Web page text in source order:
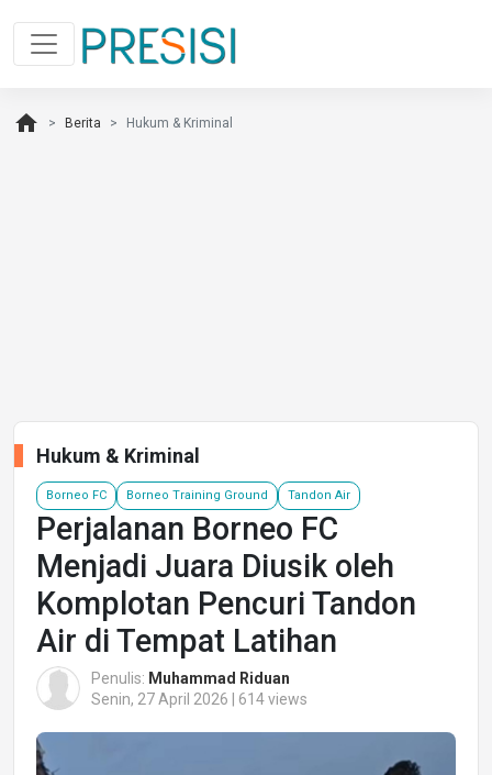
home Berita Hukum & Kriminal
Hukum & Kriminal
Borneo FC Borneo Training Ground Tandon Air
Perjalanan Borneo FC
Menjadi Juara Diusik oleh
Komplotan Pencuri Tandon
Air di Tempat Latihan
Penulis: Muhammad Riduan
Senin, 27 April 2026 | 614 views